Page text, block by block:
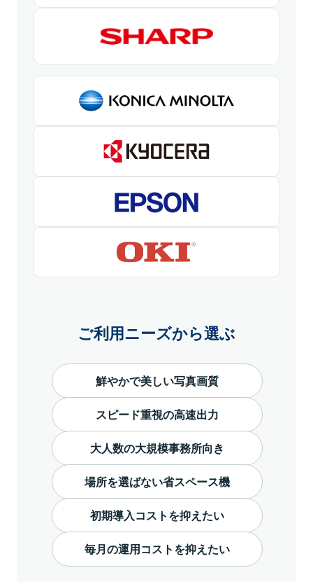
ご利用ニーズから選ぶ
鮮やかで美しい写真画質
スピード重視の高速出力
大人数の大規模事務所向き
場所を選ばない省スペース機
初期導入コストを抑えたい
毎月の運用コストを抑えたい